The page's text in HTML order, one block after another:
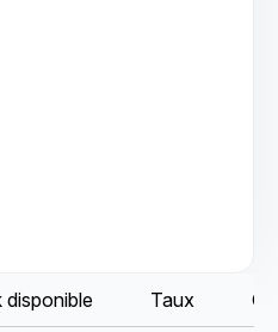
disponible Taux